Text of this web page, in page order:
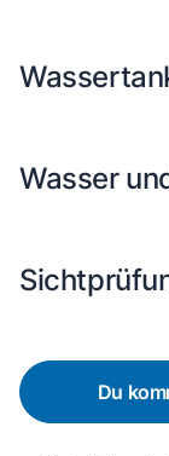
Wasser
Du